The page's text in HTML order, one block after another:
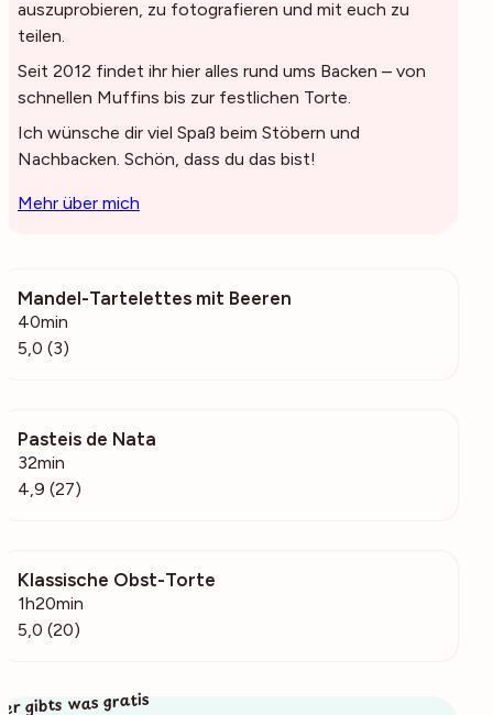
auszuprobieren, zu fotografieren und mit euch zu
teilen.
Seit 2012 findet ihr hier alles rund ums Backen – von
schnellen Muffins bis zur festlichen Torte.
Ich wünsche dir viel Spaß beim Stöbern und
Nachbacken. Schön, dass du das bist!
Mehr über mich
Mandel-Tartelettes mit Beeren
40min
5,0 (3)
Pasteis de Nata
32min
4,9 (27)
Klassische Obst-Torte
1h20min
5,0 (20)
gibts was gratis